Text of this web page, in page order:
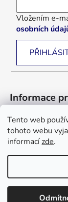
Tento web
tohoto webu
informacízde.
Informace a
nebo email :
Vložením e-
osobních
Informace
Jak nakupovat
Obchodní